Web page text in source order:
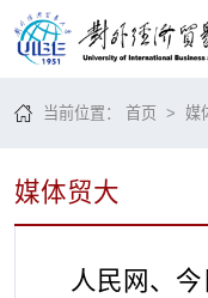
当前位置：首页 >媒
媒体贸大
人民网、